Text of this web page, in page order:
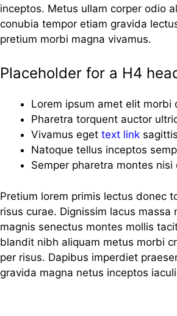
inceptos. Metus ullam corper odio
conubia tempor etiam gravida
pretium morbi magna vivamus.
Placeholder for a H4
Lorem ipsum amet elit morbi
Pharetra torquent auctor
Vivamus eget text link
Natoque tellus inceptos
Semper pharetra montes nisi
Pretium lorem primis lectus donec
risus curae. Dignissim lacus massa
magnis senectus montes mollis
blandit nibh aliquam metus morbi
per risus. Dapibus imperdiet
gravida magna netus inceptos